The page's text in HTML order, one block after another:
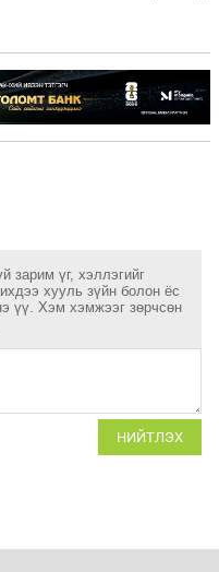
зарим үг, хэллэгийг
хууль зүйн болон ёс
үү. Хэм хэмжээг зөрчсөн
НИЙТЛЭХ